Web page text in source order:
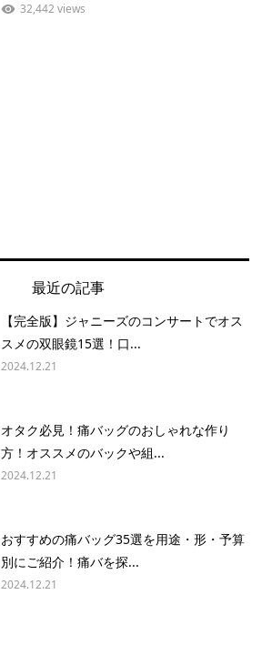
32,442 views
最近の記事
【完全版】ジャニーズのコンサートでオス
スメの双眼鏡15選！口...
2024.12.21
オタク必見！痛バッグのおしゃれな作り
方！オススメのバックや組...
2024.12.21
おすすめの痛バッグ35選を用途・形・予算
別にご紹介！痛バを探...
2024.12.21